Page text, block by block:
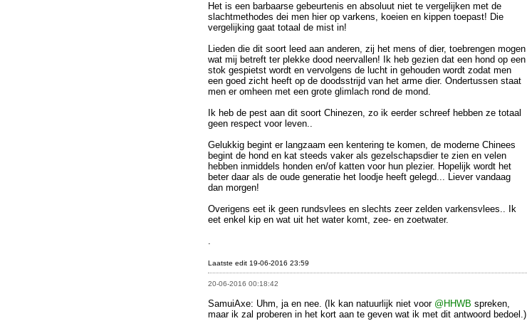
Het is een barbaarse gebeurtenis en absoluut niet te vergelijken met de
slachtmethodes dei men hier op varkens, koeien en kippen toepast! Die
vergelijking gaat totaal de mist in!
Lieden die dit soort leed aan anderen, zij het mens of dier, toebrengen mogen
wat mij betreft ter plekke dood neervallen! Ik heb gezien dat een hond op een
stok gespietst wordt en vervolgens de lucht in gehouden wordt zodat men
een goed zicht heeft op de doodsstrijd van het arme dier. Ondertussen staat
men er omheen met een grote glimlach rond de mond.
Ik heb de pest aan dit soort Chinezen, zo ik eerder schreef hebben ze totaal
geen respect voor leven..
Gelukkig begint er langzaam een kentering te komen, de moderne Chinees
begint de hond en kat steeds vaker als gezelschapsdier te zien en velen
hebben inmiddels honden en/of katten voor hun plezier. Hopelijk wordt het
beter daar als de oude generatie het loodje heeft gelegd... Liever vandaag
dan morgen!
Overigens eet ik geen rundsvlees en slechts zeer zelden varkensvlees.. Ik
eet enkel kip en wat uit het water komt, zee- en zoetwater.
.
Laatste edit 19-06-2016 23:59
20-06-2016 00:18:42
SamuiAxe: Uhm, ja en nee. (Ik kan natuurlijk niet voor @HHWB spreken,
maar ik zal proberen in het kort aan te geven wat ik met dit antwoord bedoel.)